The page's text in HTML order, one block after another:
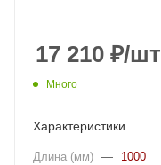
17 210 ₽/шт
Много
Характеристики
Длина (мм) —
1000